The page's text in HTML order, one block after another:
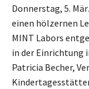
Donnerstag, 5.
einen hölzernen
MINT Labors
in der Einrichtung
Patricia Becher,